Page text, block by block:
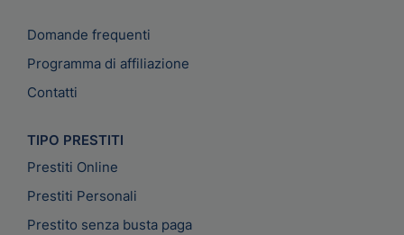
Domande frequenti
Programma di affiliazione
Contatti
TIPO PRESTITI
Prestiti Online
Prestiti Personali
Prestito senza busta paga